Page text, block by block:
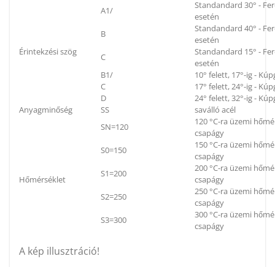
Érintekzési szög
A1/
Standandard 30° -
esetén
B
Standandard 40° -
esetén
C
Standandard 15° -
esetén
B1/
10° felett, 17°-ig -
C
17° felett, 24°-ig -
D
24° felett, 32°-ig -
Anyagminőség
SS saválló acél
Hőmérséklet
SN=120
120 °C-ra üzemi
csapágy
S0=150
150 °C-ra üzemi
csapágy
S1=200
200 °C-ra üzemi
csapágy
S2=250
250 °C-ra üzemi
csapágy
S3=300
300 °C-ra üzemi
csapágy
A kép illusztráció!